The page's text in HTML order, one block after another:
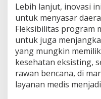
Lebih lanjut, inovasi
untuk menyasar
Fleksibilitas program
untuk juga
yang mungkin
kesehatan eksisting,
rawan bencana, di
layanan medis